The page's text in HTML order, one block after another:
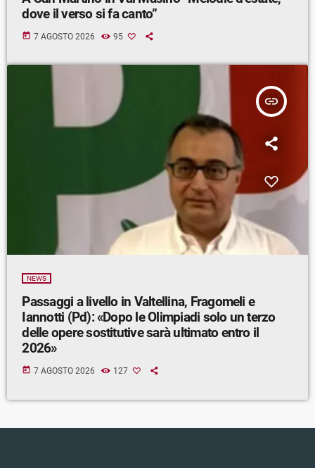
dove il verso si fa canto”
today 7 AGOSTO 2026 95
insert_link
NEWS
Passaggi a livello in Valtellina, Fragomeli e
Iannotti (Pd): «Dopo le Olimpiadi solo un terzo
delle opere sostitutive sarà ultimato entro il
2026»
today 7 AGOSTO 2026 127